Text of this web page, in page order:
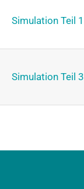
Simulation Teil 1
Simulation Teil 3